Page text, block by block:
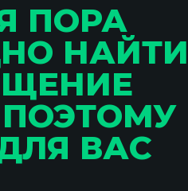
ПОРА
НАЙТИ
ВАС